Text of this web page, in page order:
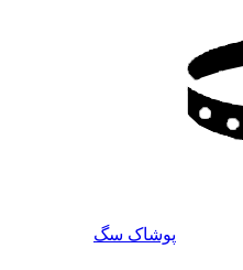
پوشاک سگ